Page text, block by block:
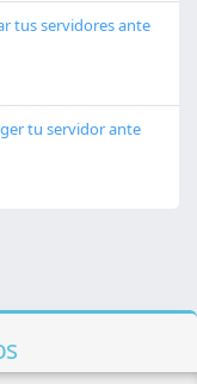
tus servidores ante
tu servidor ante